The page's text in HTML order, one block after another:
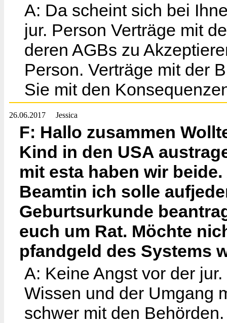
A: Da scheint sich bei
jur. Person Verträge mit
deren AGBs zu
Person. Verträge mit der
Sie mit den
26.06.2017 Jessica
F: Hallo zusammen
Kind in den USA
mit esta haben wir
Beamtin ich solle
Geburtsurkunde
euch um Rat. Möchte
pfandgeld des Systems
A: Keine Angst vor der
Wissen und der Umgang
schwer mit den Behörden.